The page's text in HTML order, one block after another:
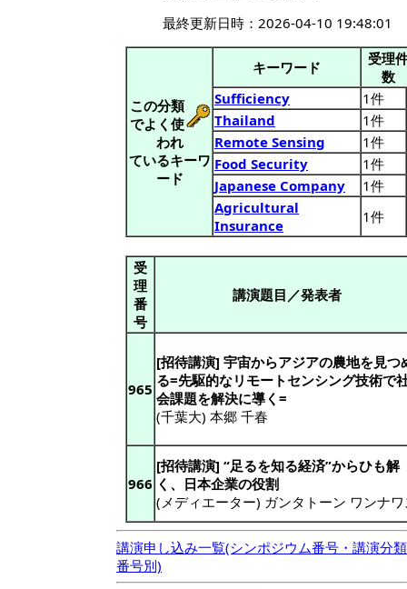
最終更新日時：2026-04-10 19:48:01
この分類
でよく使
われ
ているキーワ
ード
キーワード
受理
数
Sufficiency
1件
Thailand
1件
Remote Sensing
1件
Food Security
1件
Japanese Company
1件
Agricultural
Insurance
1件
受
理
番
号
講演題目／発表者
965
[招待講演] 宇宙からアジアの農地を見つ
る=先駆的なリモートセンシング技術で
会課題を解決に導く=
(千葉大) 本郷 千春
966
[招待講演] “足るを知る経済”からひも解
く、日本企業の役割
(メディエーター) ガンタトーン ワンナ
講演申し込み一覧(シンポジウム番号・講演分類
番号別)